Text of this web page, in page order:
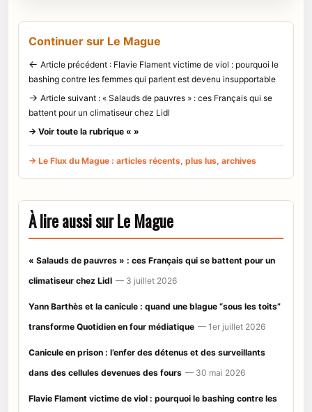
Continuer sur Le Mague
← Article précédent : Flavie Flament victime de viol : pourquoi le
bashing contre les femmes qui parlent est devenu insupportable
→ Article suivant : « Salauds de pauvres » : ces Français qui se
battent pour un climatiseur chez Lidl
→ Voir toute la rubrique « »
→ Le Flux du Mague : articles récents, plus lus, archives
À lire aussi sur Le Mague
« Salauds de pauvres » : ces Français qui se battent pour un
climatiseur chez Lidl — 3 juillet 2026
Yann Barthès et la canicule : quand une blague “sous les toits”
transforme Quotidien en four médiatique — 1er juillet 2026
Canicule en prison : l’enfer des détenus et des surveillants
dans des cellules devenues des fours — 30 mai 2026
Flavie Flament victime de viol : pourquoi le bashing contre les